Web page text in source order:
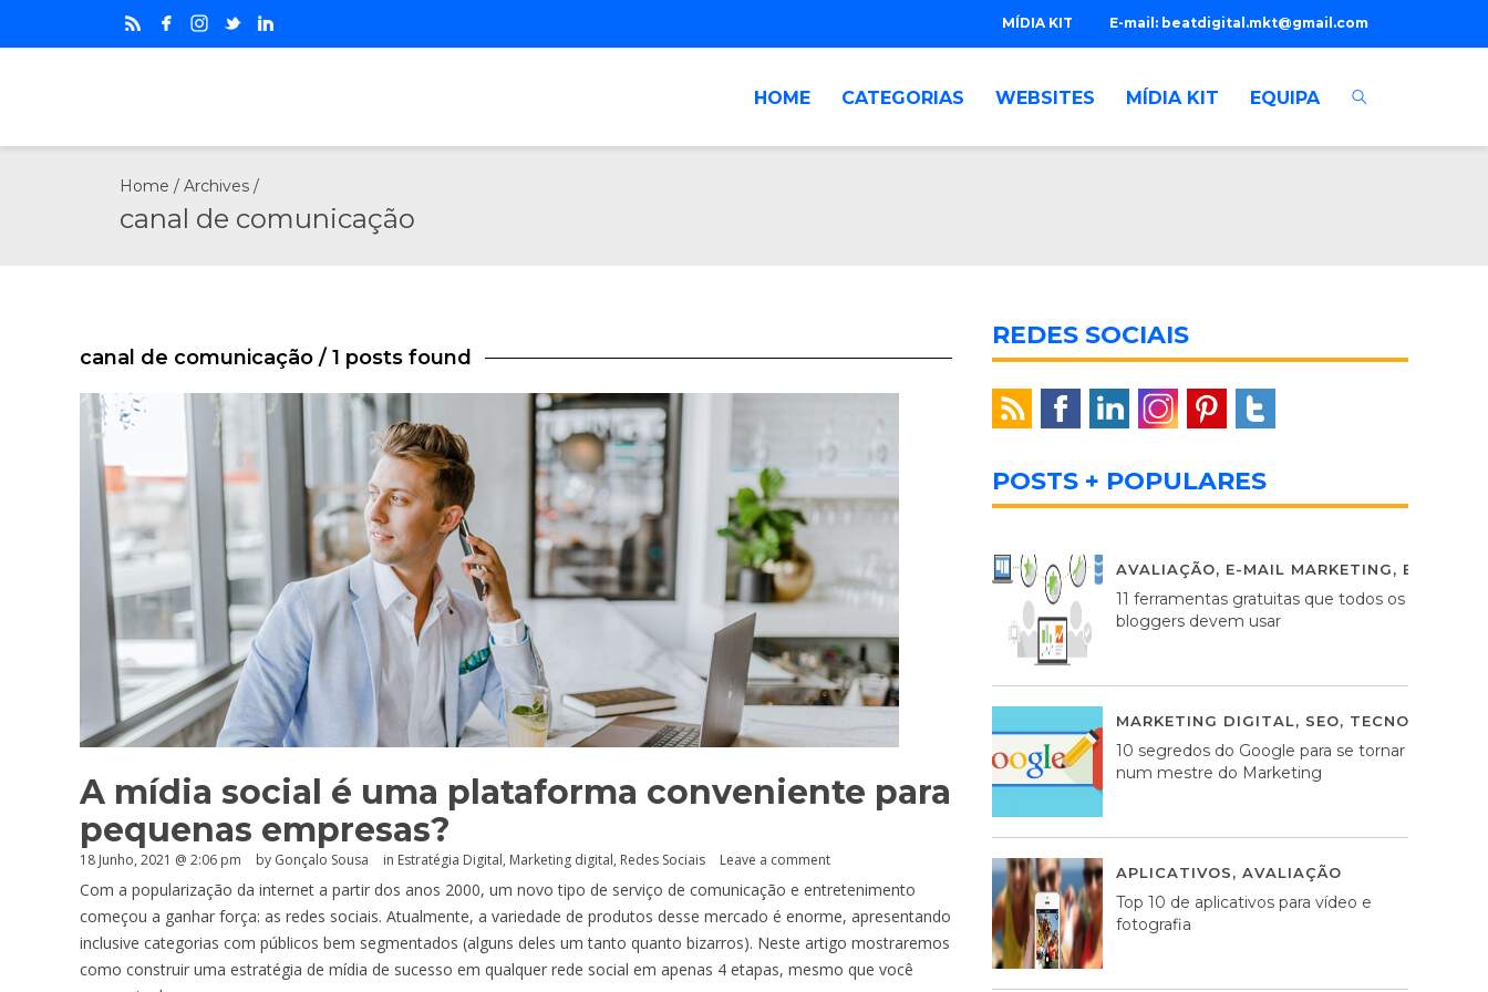
E-mail: beatdigital.mkt@gmail.com
MÍDIA KIT
HOME CATEGORIAS WEBSITES MÍDIA KIT EQUIPA
Home / Archives /
canal de comunicação
canal de comunicação / 1 posts found
A mídia social é uma plataforma conveniente para
pequenas empresas?
18 Junho, 2021 @ 2:06 pm by Gonçalo Sousa in Estratégia Digital, Marketing digital, Redes Sociais Leave a comment
Com a popularização da internet a partir dos anos 2000, um novo tipo de serviço de comunicação e entretenimento
começou a ganhar força: as redes sociais. Atualmente, a variedade de produtos desse mercado é enorme, apresentando
inclusive categorias com públicos bem segmentados (alguns deles um tanto quanto bizarros). Neste artigo mostraremos
como construir uma estratégia de mídia de sucesso em qualquer rede social em apenas 4 etapas, mesmo que você
REDES SOCIAIS
POSTS + POPULARES
AVALIAÇÃO, E-MAIL MARKETING,
11 ferramentas gratuitas que todos os
bloggers devem usar
MARKETING DIGITAL, SEO, TECNOLOGIA
10 segredos do Google para se tornar
num mestre do Marketing
APLICATIVOS, AVALIAÇÃO
Top 10 de aplicativos para vídeo e
fotografia